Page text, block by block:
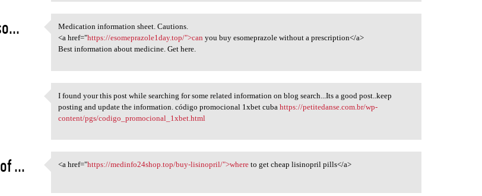
Medication information sheet.
Medication information sheet. Cautions.
<a href="https://esomeprazole1day.top/">can you buy esomeprazole without a prescription</a>
Best information about medicine. Get here.
I found your this post while
I found your this post while searching for some related information on blog search...Its a good post..keep
posting and update the information. código promocional 1xbet cubahttps://petitedanse.com.br/wp-
content/pgs/codigo_promocional_1xbet.html
... <a href="https:/
<a href="https://medinfo24shop.top/buy-lisinopril/">where to get cheap lisinopril pills</a>